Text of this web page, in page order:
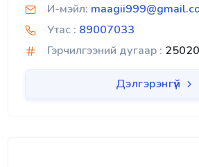
И-мэйл:
Утас : 89007033
Гэрчилгээний дугаар :
Дэлгэрэнгүй